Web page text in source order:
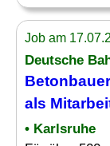
Job am
Deutsche
als
• Karlsruhe